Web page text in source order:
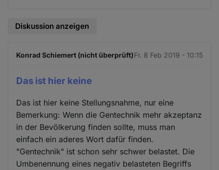
Diskussion anzeigen
Konrad Schiemert (nicht überprüft)Fr. 8 Feb 2019 - 10:15
Das ist hier keine
Das ist hier keine Stellungsnahme, nur eine
Bemerkung: Wenn die Gentechnik mehr akzeptanz
in der Bevölkerung finden sollte, muss man
einfach ein aderes Wort dafür finden.
"Gentechnik" ist schon sehr schwer belastet. Die
Umbenennung eines negativ belasteten Begriffs